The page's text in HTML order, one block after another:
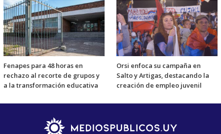
Fenapes para 48 horas en
rechazo al recorte de grupos y
a la transformación educativa
Orsi enfoca su campaña en
Salto y Artigas, destacando la
creación de empleo juvenil